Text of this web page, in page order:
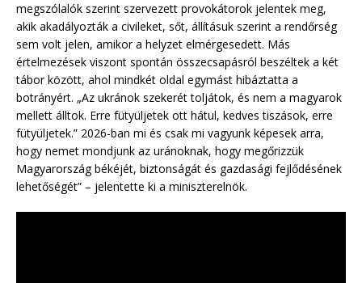
megszólalók szerint szervezett provokátorok jelentek meg,
akik akadályozták a civileket, sőt, állításuk szerint a rendőrség
sem volt jelen, amikor a helyzet elmérgesedett. Más
értelmezések viszont spontán összecsapásról beszéltek a két
tábor között, ahol mindkét oldal egymást hibáztatta a
botrányért. „Az ukránok szekerét toljátok, és nem a magyarok
mellett álltok. Erre fütyüljetek ott hátul, kedves tiszások, erre
fütyüljetek.” 2026-ban mi és csak mi vagyunk képesek arra,
hogy nemet mondjunk az uránoknak, hogy megőrizzük
Magyarország békéjét, biztonságát és gazdasági fejlődésének
lehetőségét” – jelentette ki a miniszterelnök.